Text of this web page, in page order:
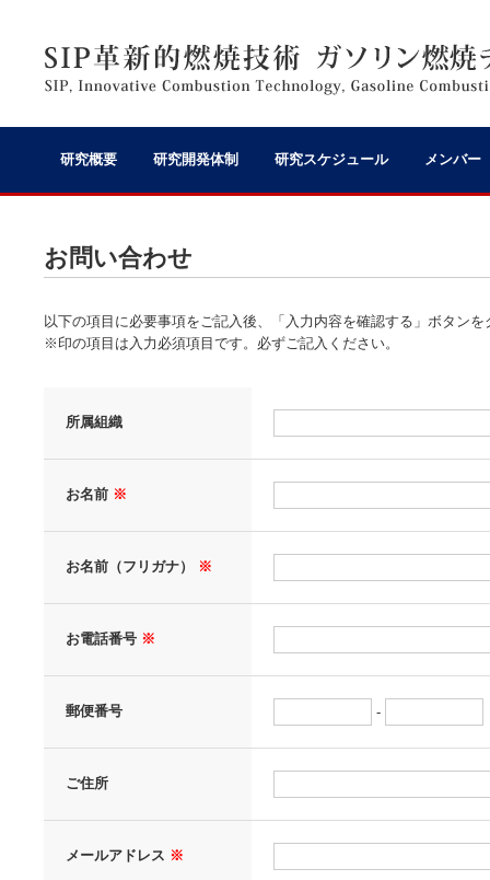
研究概要 研究開発体制 研究スケジュール メンバー
お問い合わせ
以下の項目に必要事項をご記入後、「入力内容を確認する」ボタン
※印の項目は入力必須項目です。必ずご記入ください。
所属組織
お名前 ※
お名前（フリガナ） ※
お電話番号 ※
郵便番号 -
ご住所
メールアドレス ※